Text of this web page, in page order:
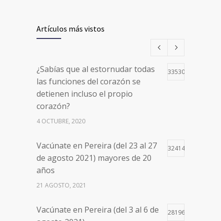
Artículos más vistos
¿Sabías que al estornudar todas
las funciones del corazón se
detienen incluso el propio
corazón?
33530
4 OCTUBRE, 2020
Vacúnate en Pereira (del 23 al 27
de agosto 2021) mayores de 20
años
32414
21 AGOSTO, 2021
Vacúnate en Pereira (del 3 al 6 de
28196